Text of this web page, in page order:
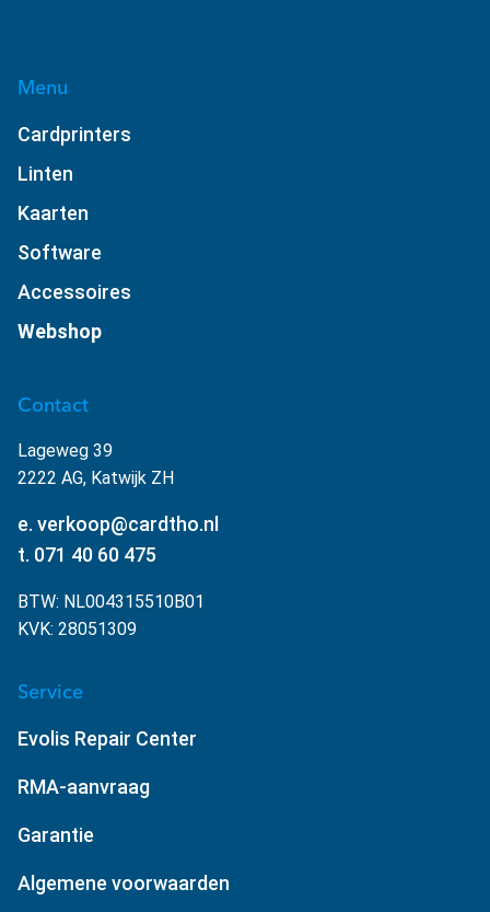
Menu
Cardprinters
Linten
Kaarten
Software
Accessoires
Webshop
Contact
Lageweg 39
2222 AG, Katwijk ZH
e. verkoop@cardtho.nl
t. 071 40 60 475
BTW: NL004315510B01
KVK: 28051309
Service
Evolis Repair Center
RMA-aanvraag
Garantie
Algemene voorwaarden